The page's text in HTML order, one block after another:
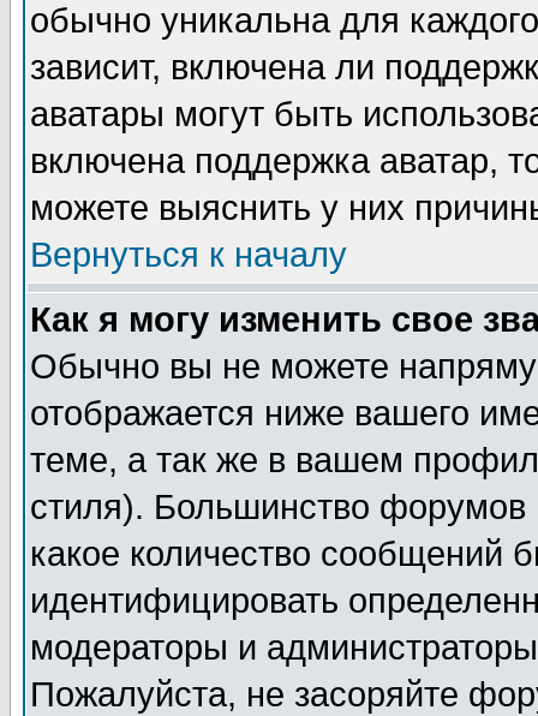
обычно уникальна для
зависит, включена ли
аватары могут быть
включена поддержка аватар,
можете выяснить у них
Вернуться к началу
Как я могу изменить свое
Обычно вы не можете
отображается ниже вашего
теме, а так же в вашем
стиля). Большинство форумов
какое количество сообщений
идентифицировать
модераторы и
Пожалуйста, не засоряйте